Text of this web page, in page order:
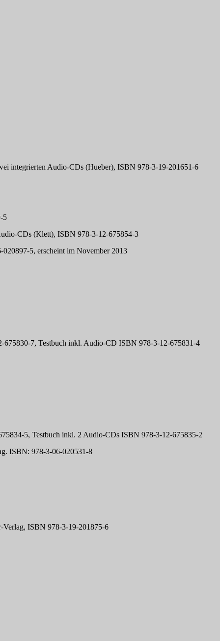
integrierten Audio-CDs (Hueber), ISBN 978-3-19-201651-6
5
CDs (Klett), ISBN 978-3-12-675854-3
5, erscheint im November 2013
7, Testbuch inkl. Audio-CD ISBN 978-3-12-675831-4
5, Testbuch inkl. 2 Audio-CDs ISBN 978-3-12-675835-2
ISBN: 978-3-06-020531-8
Verlag, ISBN 978-3-19-201875-6